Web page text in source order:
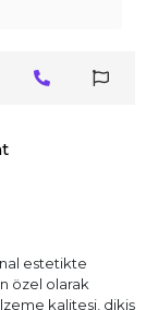
estetikte
özel olarak
kalitesi, dikiş